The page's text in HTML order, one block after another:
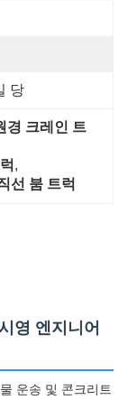
당
경 크레인 트
,
선 붐 트럭
영 엔지니어
운송 및 콘크리트